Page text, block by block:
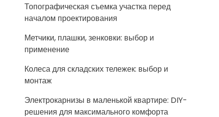
Топографическая съемка участка перед
началом проектирования
Метчики, плашки, зенковки: выбор и
применение
Колеса для складских тележек: выбор и
монтаж
Электрокарнизы в маленькой квартире: DIY-
решения для максимального комфорта